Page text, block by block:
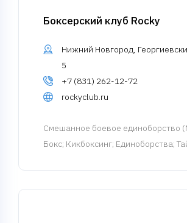
Боксерский клуб Rocky
Нижний Новгород,
5
+7 (831) 262-12-72
rockyclub.ru
Смешанное боевое единоборство
Бокс; Кикбоксинг; Единоборства;